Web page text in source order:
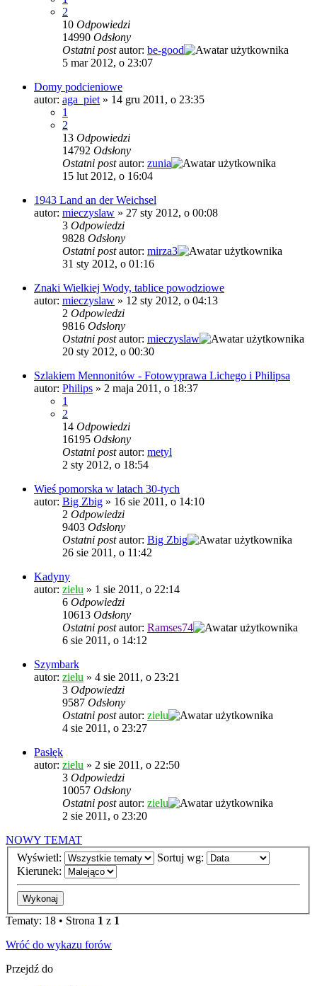
2
10 Odpowiedzi
14990 Odsłony
Ostatni postautor: be-good
5 mar 2012, o 23:07
Domy podcieniowe
autor: aga_piet » 14 gru 2011, o 23:35
1
2
13 Odpowiedzi
14792 Odsłony
Ostatni postautor: zunia
15 lut 2012, o 16:04
1943 Land an der Weichsel
autor: mieczyslaw » 27 sty 2012, o 00:08
3 Odpowiedzi
9828 Odsłony
Ostatni postautor: mirza3
31 sty 2012, o 01:16
Znaki Wielkiej Wody, tablice powodziowe
autor: mieczyslaw » 12 sty 2012, o 04:13
2 Odpowiedzi
9816 Odsłony
Ostatni postautor: mieczyslaw
20 sty 2012, o 00:30
Szlakiem Mennonitów - Fotowyprawa Lichego i Philipsa
autor: Philips » 2 maja 2011, o 18:37
1
2
14 Odpowiedzi
16195 Odsłony
Ostatni postautor: metyl
2 sty 2012, o 18:54
Wieś pomorska w latach 30-tych
autor: Big Zbig » 16 sie 2011, o 14:10
2 Odpowiedzi
9403 Odsłony
Ostatni postautor: Big Zbig
26 sie 2011, o 11:42
Kadyny
autor: zielu » 1 sie 2011, o 22:14
6 Odpowiedzi
10613 Odsłony
Ostatni postautor: Ramses74
6 sie 2011, o 14:12
Szymbark
autor: zielu » 4 sie 2011, o 23:21
3 Odpowiedzi
9587 Odsłony
Ostatni postautor: zielu
4 sie 2011, o 23:27
Pasłęk
autor: zielu » 2 sie 2011, o 22:50
3 Odpowiedzi
10057 Odsłony
Ostatni postautor: zielu
2 sie 2011, o 23:20
NOWY TEMAT
Wyświetl:
Sortuj wg:
Kierunek:
Tematy: 18 • Strona 1 z 1
Wróć do wykazu forów
Przejdź do